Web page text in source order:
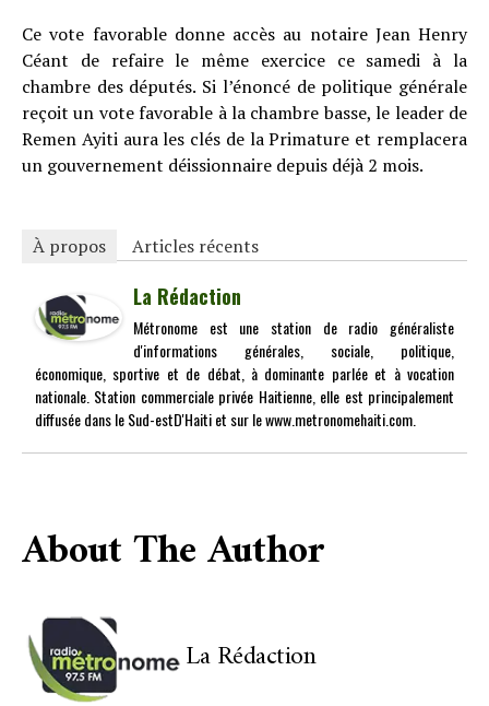
Ce vote favorable donne accès au notaire Jean Henry
Céant de refaire le même exercice ce samedi à la
chambre des députés. Si l’énoncé de politique générale
reçoit un vote favorable à la chambre basse, le leader de
Remen Ayiti aura les clés de la Primature et remplacera
un gouvernement déissionnaire depuis déjà 2 mois.
À propos Articles récents
La Rédaction
Métronome est une station de radio généraliste
d'informations générales, sociale, politique,
économique, sportive et de débat, à dominante parlée et à vocation
nationale. Station commerciale privée Haitienne, elle est principalement
diffusée dans le Sud-estD'Haiti et sur le www.metronomehaiti.com.
About The Author
La Rédaction